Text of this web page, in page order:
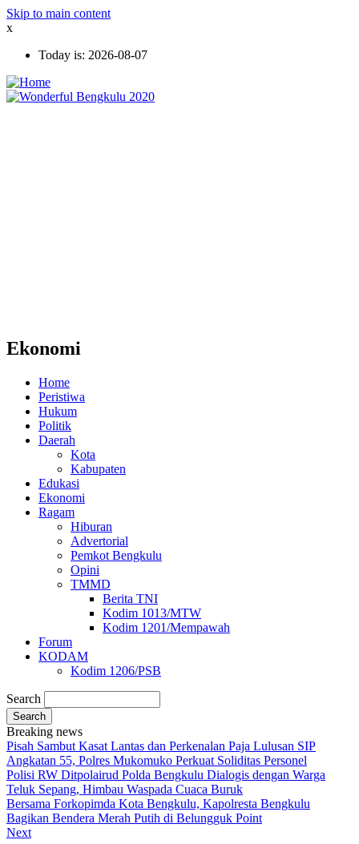
Skip to main content
x
Today is: 2026-08-07
Ekonomi
Home
Peristiwa
Hukum
Politik
Daerah
Kota
Kabupaten
Edukasi
Ekonomi
Ragam
Hiburan
Advertorial
Pemkot Bengkulu
Opini
TMMD
Berita TNI
Kodim 1013/MTW
Kodim 1201/Mempawah
Forum
KODAM
Kodim 1206/PSB
Search
Breaking news
Pisah Sambut Kasat Lantas dan Perkenalan Paja Lulusan SIP
Angkatan 55, Polres Mukomuko Perkuat Soliditas Personel
Polisi RW Ditpolairud Polda Bengkulu Dialogis dengan Warga
Teluk Sepang, Himbau Waspada Cuaca Buruk
Bersama Forkopimda Kota Bengkulu, Kapolresta Bengkulu
Bagikan Bendera Merah Putih di Belungguk Point
Next